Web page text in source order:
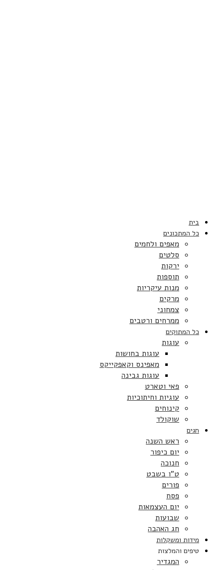
בית
כל המתכונים
מאפים ולחמים
סלטים
ירקות
תוספות
מנות עיקריות
מרקים
צמחוני
ממרחים ורטבים
כל המתוקים
עוגות
עוגות בחושות
מאפינס וקאפקייקס
עוגות גבינה
פאי וטארט
עוגיות וחיתוכיות
קינוחים
שוקולד
חגים
ראש השנה
יום כיפור
חנוכה
ט”ו בשבט
פורים
פסח
יום העצמאות
שבועות
חג האהבה
מידות ומשקלות
טיפים והמלצות
המגדיר